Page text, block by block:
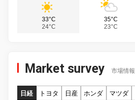
33°C
24°C
35°C
23°C
Market survey 市場情報
日経 トヨタ 日産 ホンダ マツダ